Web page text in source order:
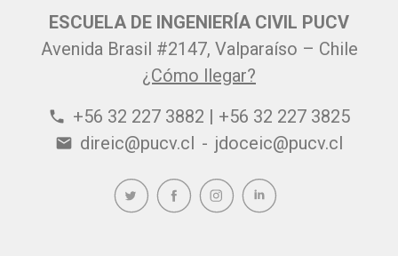
ESCUELA DE INGENIERÍA CIVIL PUCV
Avenida Brasil #2147, Valparaíso – Chile
¿Cómo llegar?
phone +56 32 227 3882 | +56 32 227 3825
email direic@pucv.cl - jdoceic@pucv.cl